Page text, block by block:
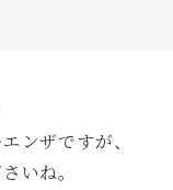
ンザですが、
いね。